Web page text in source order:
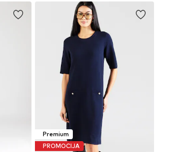
Premium
PROMOCIJA